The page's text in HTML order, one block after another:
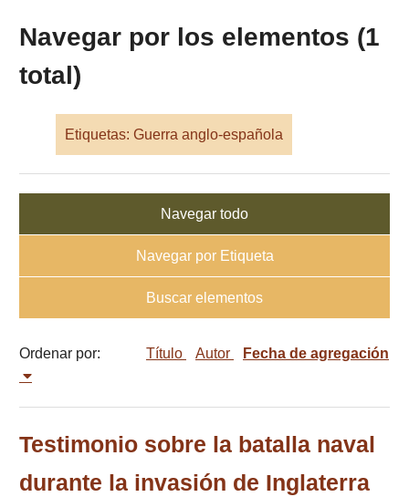
Navegar por los elementos (1
total)
Etiquetas: Guerra anglo-española
Navegar todo
Navegar por Etiqueta
Buscar elementos
Ordenar por: Título Autor Fecha de agregación
Testimonio sobre la batalla naval
durante la invasión de Inglaterra